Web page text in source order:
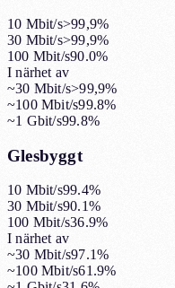
10 Mbit/s>99,9%
30 Mbit/s>99,9%
100 Mbit/s90.0%
I närhet av
~30 Mbit/s>99,9%
~100 Mbit/s99.8%
~1 Gbit/s99.8%
Glesbyggt
10 Mbit/s99.4%
30 Mbit/s90.1%
100 Mbit/s36.9%
I närhet av
~30 Mbit/s97.1%
~100 Mbit/s61.9%